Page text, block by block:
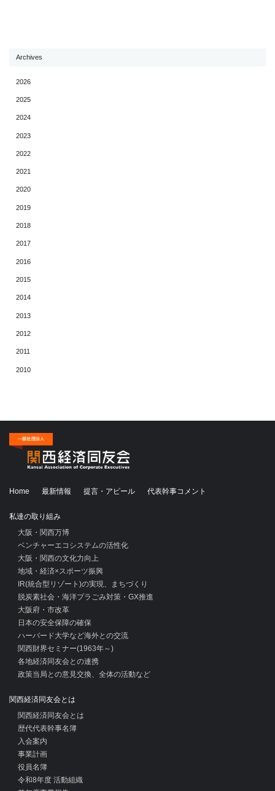
Archives
2026
2025
2024
2023
2022
2021
2020
2019
2018
2017
2016
2015
2014
2013
2012
2011
2010
Home 最新情報 提言・アピール 代表幹事コメント
私達の取り組み
大阪・関西万博
ベンチャーエコシステムの活性化
大阪・関西の文化力向上
地域・経済×スポーツ振興
IR(統合型リゾート)の実現、まちづくり
脱炭素社会・海洋プラごみ対策・GX推進
大阪府・市改革
日本の安全保障の確保
ハーバード大学など海外との交流
関西財界セミナー(1963年～)
各地経済同友会との連携
政策当局との意見交換、全体の活動など
関西経済同友会とは
関西経済同友会とは
歴代代表幹事名簿
入会案内
事業計画
役員名簿
令和8年度 活動組織